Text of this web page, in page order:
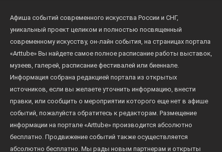
Афиша событий современного искусства России и СНГ,
уникальный проект целиком и полностью посвященный
современному искусству, он-лайн события, на страницах портала
«Arttube» Вы найдете самое полное расписание работы выставок,
музеев, галерей, расписание фестивалей или биеннале.
Информация собрана редакцией портала из открытых
источников, если вы желаете уточнить информацию, внести
правки, или сообщить о мероприятии которого еще нет в афише
событий, пожалуйста обратитесь к редакторам. Размещение
информации на портале «Arttube» производится абсолютно
бесплатно. Продвижение событий также осуществляется
абсолютно бесплатно. Мы рады новым партнерам и открыты